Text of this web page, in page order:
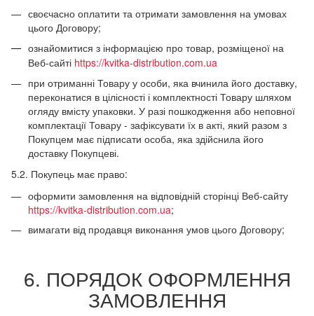
своєчасно оплатити та отримати замовлення на умовах
цього Договору;
ознайомитися з інформацією про товар, розміщеної на
Веб-сайті https://kvitka-distribution.com.ua
при отриманні Товару у особи, яка вчинила його доставку,
переконатися в цілісності і комплектності Товару шляхом
огляду вмісту упаковки. У разі пошкодження або неповної
комплектації Товару - зафіксувати їх в акті, який разом з
Покупцем має підписати особа, яка здійснила його
доставку Покупцеві.
5.2. Покупець має право:
оформити замовлення на відповідній сторінці Веб-сайту
https://kvitka-distribution.com.ua;
вимагати від продавця виконання умов цього Договору;
6. ПОРЯДОК ОФОРМЛЕННЯ
ЗАМОВЛЕННЯ